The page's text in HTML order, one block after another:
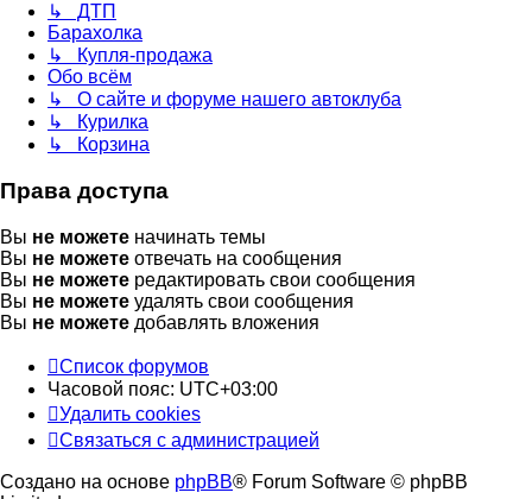
↳ ДТП
Барахолка
↳ Купля-продажа
Обо всём
↳ О сайте и форуме нашего автоклуба
↳ Курилка
↳ Корзина
Права доступа
Вы не можете начинать темы
Вы не можете отвечать на сообщения
Вы не можете редактировать свои сообщения
Вы не можете удалять свои сообщения
Вы не можете добавлять вложения
Список форумов
Часовой пояс: UTC+03:00
Удалить cookies
Связаться с администрацией
Создано на основе phpBB® Forum Software © phpBB